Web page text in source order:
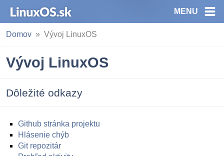
MENU
Domov Vývoj LinuxOS
Vývoj LinuxOS
Dôležité odkazy
Github stránka projektu
Hlásenie chýb
Git repozitár